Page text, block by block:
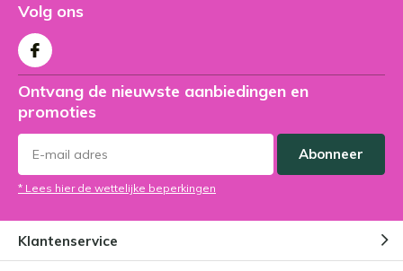
Volg ons
Ontvang de nieuwste aanbiedingen en
promoties
Abonneer
* Lees hier de wettelijke beperkingen
Klantenservice